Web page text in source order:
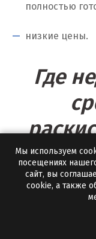
Тюмень
Ульяновск
Урай
Уфа
полностью
низкие цены.
Где
Заказать
всегда можете
«Полевской
Мы используем
посещениях
сайт, вы
cookie, а также